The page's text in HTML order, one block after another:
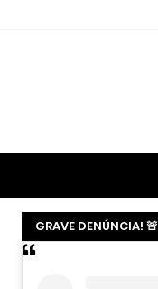
GRAVE DENÚNCIA! 🚨